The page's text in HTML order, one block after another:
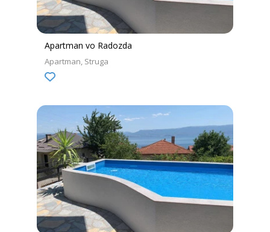
Apartman vo Radozda
Apartman Struga